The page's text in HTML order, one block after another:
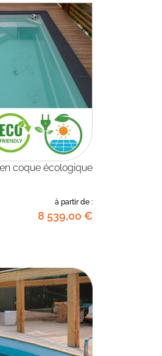
en coque écologique
à partir de :
8 539,00 €